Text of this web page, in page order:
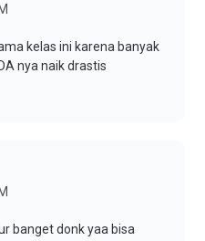
kelas ini karena banyak
nya naik drastis
banget donk yaa bisa